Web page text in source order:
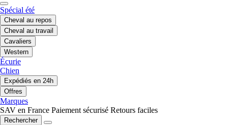
Spécial été
Cheval au repos
Cheval au travail
Cavaliers
Western
Écurie
Chien
Expédiés en 24h
Offres
Marques
SAV en France Paiement sécurisé Retours faciles
Rechercher